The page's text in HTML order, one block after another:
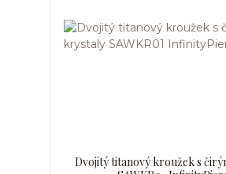
Dvojitý titanový kroužek s